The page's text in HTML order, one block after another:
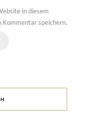
in diesem
Kommentar speichern.